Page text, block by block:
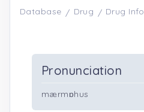
Database Drug Drug Info
Pronunciation
mærmɒhus